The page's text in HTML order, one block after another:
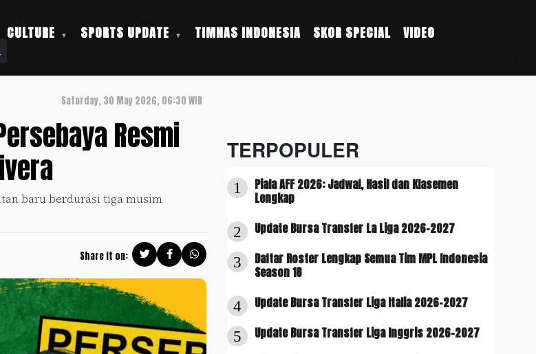
CULTURE SPORTS UPDATE TIMNAS INDONESIA SKOR SPECIAL VIDEO
Saturday, 30 May 2026, 06:30 WIB
Resmi
baru berdurasi tiga musim
Share it on:
TERPOPULER
1
Piala AFF 2026: Jadwal, Hasil dan Klasemen
Lengkap
2 Update Bursa Transfer La Liga 2026-2027
3
Daftar Roster Lengkap Semua Tim MPL Indonesia
Season 18
4 Update Bursa Transfer Liga Italia 2026-2027
5 Update Bursa Transfer Liga Inggris 2026-2027